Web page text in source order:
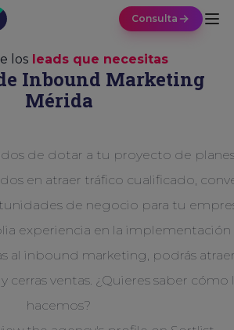
Consulta
los leads que necesitas
Inbound Marketing
Mérida
de dotar a tu proyecto de
en atraer tráfico cualificado,
de negocio para tu
experiencia en la
al inbound marketing, podrás
cerras ventas. ¿Quieres saber cómo
hacemos?